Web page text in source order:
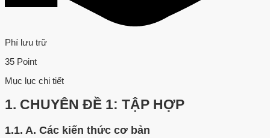
Phí lưu trữ
35 Point
Mục lục chi tiết
1. CHUYÊN ĐỀ 1: TẬP HỢP
1.1. A. Các kiến thức cơ bản